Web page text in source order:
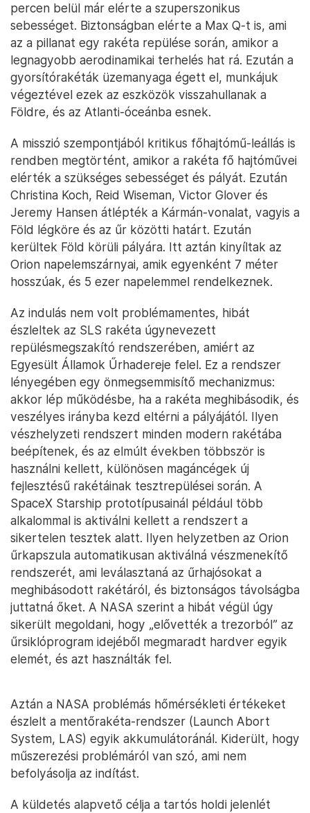
percen belül már elérte a szuperszonikus
sebességet. Biztonságban elérte a Max Q-t is, ami
az a pillanat egy rakéta repülése során, amikor a
legnagyobb aerodinamikai terhelés hat rá. Ezután a
gyorsítórakéták üzemanyaga égett el, munkájuk
végeztével ezek az eszközök visszahullanak a
Földre, és az Atlanti-óceánba esnek.
A misszió szempontjából kritikus főhajtómű-leállás is
rendben megtörtént, amikor a rakéta fő hajtóművei
elérték a szükséges sebességet és pályát. Ezután
Christina Koch, Reid Wiseman, Victor Glover és
Jeremy Hansen átlépték a Kármán-vonalat, vagyis a
Föld légköre és az űr közötti határt. Ezután
kerültek Föld körüli pályára. Itt aztán kinyíltak az
Orion napelemszárnyai, amik egyenként 7 méter
hosszúak, és 5 ezer napelemmel rendelkeznek.
Az indulás nem volt problémamentes, hibát
észleltek az SLS rakéta úgynevezett
repülésmegszakító rendszerében, amiért az
Egyesült Államok Űrhadereje felel. Ez a rendszer
lényegében egy önmegsemmisítő mechanizmus:
akkor lép működésbe, ha a rakéta meghibásodik, és
veszélyes irányba kezd eltérni a pályájától. Ilyen
vészhelyzeti rendszert minden modern rakétába
beépítenek, és az elmúlt években többször is
használni kellett, különösen magáncégek új
fejlesztésű rakétáinak tesztrepülései során. A
SpaceX Starship prototípusainál például több
alkalommal is aktiválni kellett a rendszert a
sikertelen tesztek alatt. Ilyen helyzetben az Orion
űrkapszula automatikusan aktiválná vészmenekítő
rendszerét, ami leválasztaná az űrhajósokat a
meghibásodott rakétáról, és biztonságos távolságba
juttatná őket. A NASA szerint a hibát végül úgy
sikerült megoldani, hogy „elővették a trezorból” az
űrsiklóprogram idejéből megmaradt hardver egyik
elemét, és azt használták fel.
Aztán a NASA problémás hőmérsékleti értékeket
észlelt a mentőrakéta-rendszer (Launch Abort
System, LAS) egyik akkumulátoránál. Kiderült, hogy
műszerezési problémáról van szó, ami nem
befolyásolja az indítást.
A küldetés alapvető célja a tartós holdi jelenlét